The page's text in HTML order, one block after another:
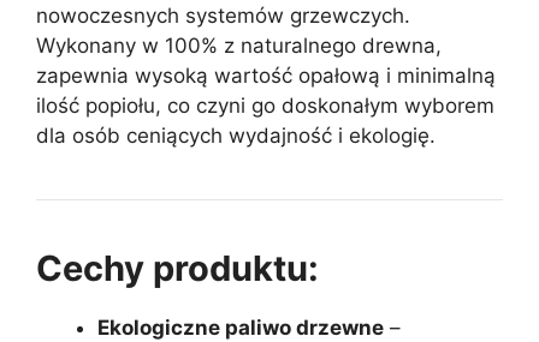
nowoczesnych systemów grzewczych.
Wykonany w 100% z naturalnego drewna,
zapewnia wysoką wartość opałową i minimalną
ilość popiołu, co czyni go doskonałym wyborem
dla osób ceniących wydajność i ekologię.
Cechy produktu:
Ekologiczne paliwo drzewne –